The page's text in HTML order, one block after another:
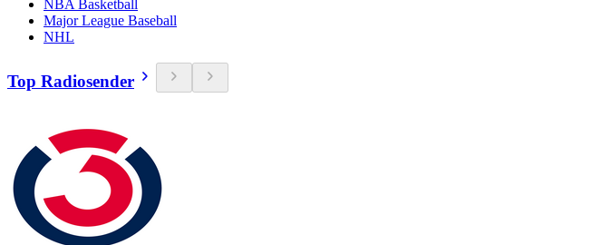
NBA Basketball
Major League Baseball
NHL
Top Radiosender